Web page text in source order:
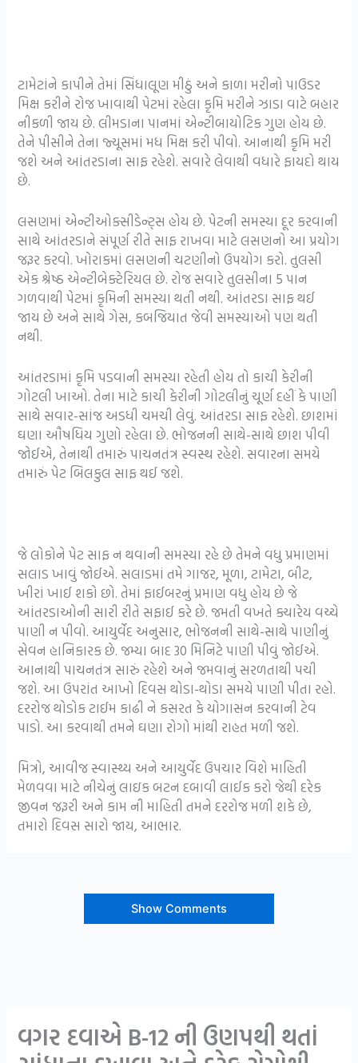
ટામેટાંને કાપીને તેમાં સિંધાલૂણ મીઠું અને કાળા મરીનો પાઉડર
મિક્ષ કરીને રોજ ખાવાથી પેટમાં રહેલા કૃમિ મરીને ઝાડા વાટે બહાર
નીકળી જાય છે. લીમડાના પાનમાં એન્ટીબાયોટિક ગુણ હોય છે.
તેને પીસીને તેના જ્યૂસમાં મધ મિક્ષ કરી પીવો. આનાથી કૃમિ મરી
જશે અને આંતરડાના સાફ રહેશે. સવારે લેવાથી વધારે ફાયદો થાય
છે.
લસણમાં એન્ટીઓક્સીડેન્ટ્સ હોય છે. પેટની સમસ્યા દૂર કરવાની
સાથે આંતરડાને સંપૂર્ણ રીતે સાફ રાખવા માટે લસણનો આ પ્રયોગ
જરૂર કરવો. ખોરાકમાં લસણની ચટણીનો ઉપયોગ કરો. તુલસી
એક શ્રેષ્ઠ એન્ટીબેક્ટેરિયલ છે. રોજ સવારે તુલસીના 5 પાન
ગળવાથી પેટમાં કૃમિની સમસ્યા થતી નથી. આંતરડા સાફ થઈ
જાય છે અને સાથે ગેસ, કબજિયાત જેવી સમસ્યાઓ પણ થતી
નથી.
આંતરડામાં કૃમિ પડવાની સમસ્યા રહેતી હોય તો કાચી કેરીની
ગોટલી ખાઓ. તેના માટે કાચી કેરીની ગોટલીનું ચૂર્ણ દહીં કે પાણી
સાથે સવાર-સાંજ અડધી ચમચી લેવું. આંતરડા સાફ રહેશે. છાશમાં
ઘણા ઔષધિય ગુણો રહેલા છે. ભોજનની સાથે-સાથે છાશ પીવી
જોઈએ, તેનાથી તમારું પાચનતંત્ર સ્વસ્થ રહેશે. સવારના સમયે
તમારું પેટ બિલકુલ સાફ થઈ જશે.
જે લોકોને પેટ સાફ ન થવાની સમસ્યા રહે છે તેમને વધુ પ્રમાણમાં
સલાડ ખાવું જોઈએ. સલાડમાં તમે ગાજર, મૂળા, ટામેટા, બીટ,
ખીરાં ખાઈ શકો છો. તેમાં ફાઈબરનું પ્રમાણ વધુ હોય છે જે
આંતરડાઓની સારી રીતે સફાઈ કરે છે. જમતી વખતે ક્યારેય વચ્ચે
પાણી ન પીવો. આયુર્વેદ અનુસાર, ભોજનની સાથે-સાથે પાણીનું
સેવન હાનિકારક છે. જમ્યા બાદ 30 મિનિટે પાણી પીવું જોઈએ.
આનાથી પાચનતંત્ર સારું રહેશે અને જમવાનું સરળતાથી પચી
જશે. આ ઉપરાંત આખો દિવસ થોડા-થોડા સમયે પાણી પીતા રહો.
દરરોજ થોડોક ટાઈમ કાઢી ને કસરત કે યોગાસન કરવાની ટેવ
પાડો. આ કરવાથી તમને ઘણા રોગો માંથી રાહત મળી જશે.
મિત્રો, આવીજ સ્વાસ્થ્ય અને આયુર્વેદ ઉપચાર વિશે માહિતી
મેળવવા માટે નીચેનું લાઇક બટન દબાવી લાઈક કરો જેથી દરેક
જીવન જરૂરી અને કામ ની માહિતી તમને દરરોજ મળી શકે છે,
તમારો દિવસ સારો જાય, આભાર.
Show Comments
વગર દવાએ B-12 ની ઉણપથી થતાં